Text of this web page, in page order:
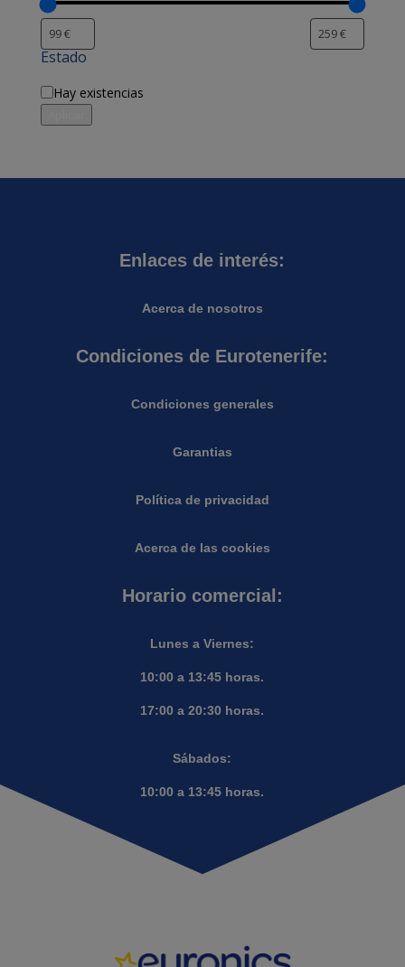
Estado
Disponibilidad
Hay existencias
Enlaces de interés:
Acerca de nosotros
Condiciones de Eurotenerife:
Condiciones generales
Garantias
Política de privacidad
Acerca de las cookies
Horario comercial:
Lunes a Viernes:
10:00 a 13:45 horas.
17:00 a 20:30 horas.
Sábados:
10:00 a 13:45 horas.